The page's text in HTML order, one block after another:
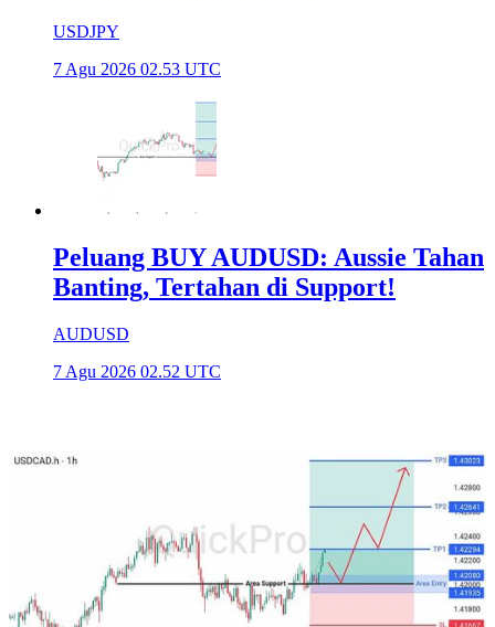
USDJPY
7 Agu 2026 02.53 UTC
Peluang BUY AUDUSD: Aussie Tahan
Banting, Tertahan di Support!
AUDUSD
7 Agu 2026 02.52 UTC